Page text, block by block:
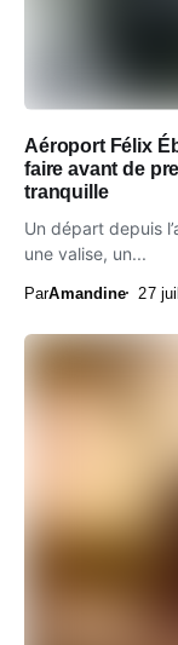
Aéroport Félix
faire avant de
tranquille
Un départ depuis
une valise, un...
ParAmandine 27